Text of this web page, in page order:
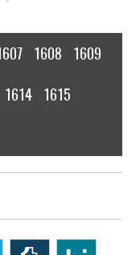
1608 1609
1614 1615